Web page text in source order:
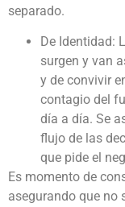
separado.
De Identidad:
surgen y van
y de convivir
contagio del
día a día. Se
flujo de las
que pide el
Es momento de
asegurando que no